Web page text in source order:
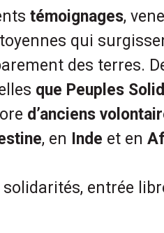
témoignages,
qui
des terres.
que Peuples
d’anciens
, en Inde et en
entrée